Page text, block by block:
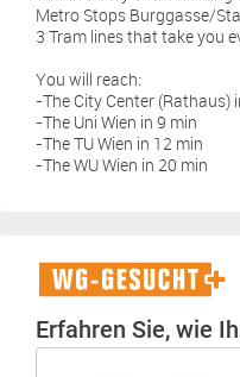
Metro Stops Burggasse/
3 Tram lines that take you
You will reach:
-The City Center (Rathaus)
-The Uni Wien in 9 min
-The TU Wien in 12 min
-The WU Wien in 20 min
WG-
Gesucht+
Erfahren Sie, wie